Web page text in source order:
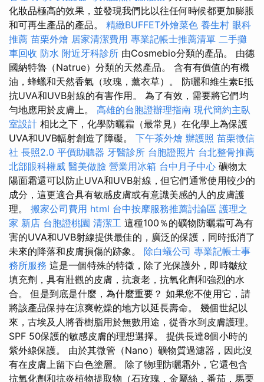
化妝品極高的效果，並發現我們比以往任何時候都更加膨脹
和可再生產品的產品。 精緻BUFFET外燴菜色 養生村 眼科
推薦 苗栗外燴 居家清潔費用 專業記帳士推薦清單 二手攤
車回收 防水 附近牙科診所 由Cosmebio分類的產品。 由德
國納特魯（Natrue）分類的天然產品。 含有有價值的有機
油，蜂蠟和天然香氣（玫瑰，薰衣草）。 防曬和維生素E抵
抗UVA和UVB射線的有害作用。 為了有效，需要將它們均
勻地應用於皮膚上。 高雄的台胞證辦理指南 現代簡約主臥
室設計 相比之下，化學防曬霜（最常見）在化學上為保護
UVA和UVB輻射創造了障礙。 下午茶外燴 辦護照 苗栗徵信
社 長照2.0 平價助聽器 牙醫診所 台胞證照片 台北整骨推薦
北部眼科權威 醫美做臉 營業用冰箱 台中月子中心 礦物太
陽面霜還可以防止UVA和UVB射線，但它們通常使用較少的
成分，這更適合具有敏感皮膚或有意識美感的人的皮膚護
理。 搬家公司費用 html 台中按摩服務推薦討論區 護理之
家 新店 台胞證桃園 清潔工 這種100％的礦物防曬霜可為有
害的UVA和UVB射線提供最佳的，廣泛的保護，同時抵消了
未來的降落和皮膚損傷的跡象。 除白蟻公司 專業記帳士事
務所服務 這是一個特殊的特徵，除了光保護外，即時皺紋
填充劑，具有壯觀的皮膚，抗衰老，抗氧化劑和強烈的水
合。 但是到底是什麼，為什麼重要？ 如果您不使用它，請
將該產品保持在涼爽乾燥的地方以延長壽命。 幾個世紀以
來，古埃及人將香樹脂用於無數用途，從香水到皮膚護理。
SPF 50保護的敏感皮膚的理想選擇。 提供長達8個小時的
紫外線保護。 由於其微管（Nano）礦物質過濾器，因此沒
有在皮膚上留下白色塗層。 除了物理防曬霜外，它還包含
抗氧化劑和抗炎植物提取物（石玫瑰，金屬絲，番茄，馬栗